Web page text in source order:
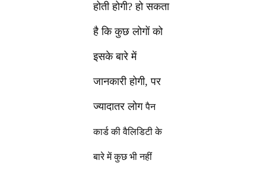
होती होगी? हो सकता
है कि कुछ लोगों को
इसके बारे में
जानकारी होगी, पर
ज्यादातर लोगपैन
कार्ड की वैलिडिटी के
बारे में कुछ भी नहीं